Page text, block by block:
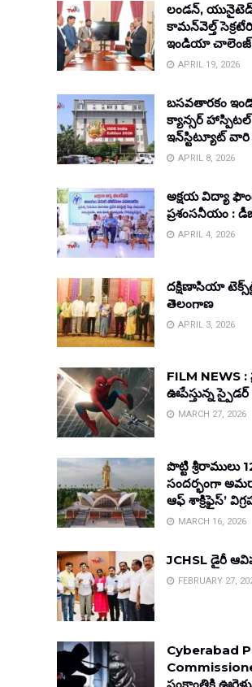
లండన్, యునైటెడ్
కామన్‌వెల్త్
ఇండియా
APRIL 19, 2026
బసవతారకం
క్యాన్సర్ హాస్పిటల్
ఇన్‌స్టిట్యూట్
APRIL 8, 2026
అక్షయ విద్యా
ప్రశంసనీయం :
APRIL 4, 2026
దక్షిణాసియా
తెలంగాణ
APRIL 3, 2026
FILM NEWS :
ఊపేస్తున్న
MARCH 27, 2026
పొట్టి శ్రీరాములు
సందర్భంగా
ఆఫ్ శాక్రిఫైస్’
MARCH 16, 2026
JCHSL డైరీ
FEBRUARY 27,
Cyberabad